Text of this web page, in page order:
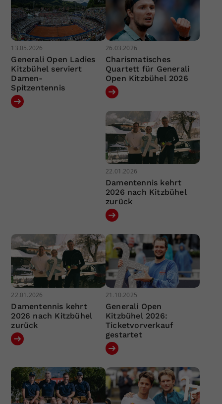
13.05.2026
Generali Open Ladies
Kitzbühel serviert
Damen-
Spitzentennis
26.03.2026
Charismatisches
Quartett für Generali
Open Kitzbühel 2026
22.01.2026
Damentennis kehrt
2026 nach Kitzbühel
zurück
22.01.2026
Damentennis kehrt
2026 nach Kitzbühel
zurück
21.10.2025
Generali Open
Kitzbühel 2026:
Ticketvorverkauf
gestartet